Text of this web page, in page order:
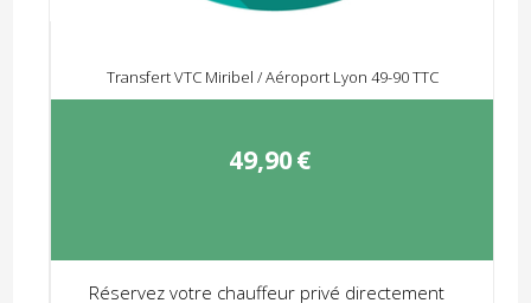
Transfert VTC Miribel / Aéroport Lyon 49-90 TTC
49,90€
Réservez votre chauffeur privé directement